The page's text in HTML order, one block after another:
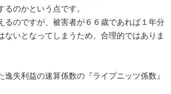
のかという点です。
のですが、被害者が６６歳であれば１年分
いとなってしまうため、合理的ではありま
失利益の速算係数の『ライプニッツ係数』